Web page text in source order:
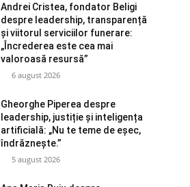
Andrei Cristea, fondator Beligi
despre leadership, transparență
și viitorul serviciilor funerare:
„Încrederea este cea mai
valoroasă resursă”
6 august 2026
Gheorghe Piperea despre
leadership, justiție și inteligența
artificială: „Nu te teme de eșec,
îndrăznește.”
5 august 2026